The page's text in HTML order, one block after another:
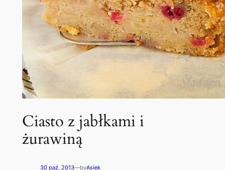
Ciasto z jabłkami i
żurawiną
30 paź, 2013—byAsiek